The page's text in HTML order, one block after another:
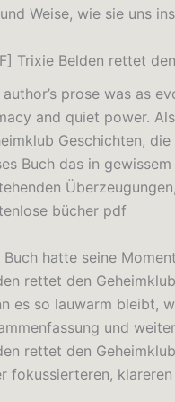
Weise, wie sie uns
Trixie Belden rettet
author’s prose was as
and quiet power.
Geschichten,
Buch das in
bücher pdf
Buch hatte seine
rettet den
es so lauwarm bleibt,
und
rettet den
fokussierteren,